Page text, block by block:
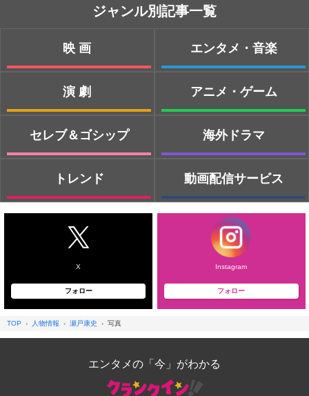
ジャンル別記事一覧
映画
演劇
セレブ＆ゴシップ
トレンド
エンタメ・音楽
アニメ・ゲーム
海外ドラマ
動画配信サービス
X
フォロー
Instagram
フォロー
TOP 人物情報 瀬戸康史 写真
エンタメの「今」がわかる